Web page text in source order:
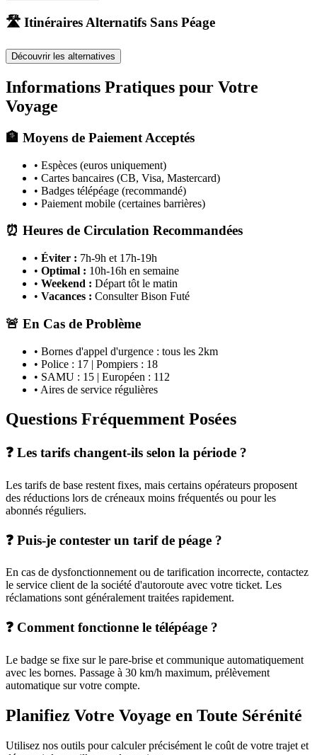
🛣️ Itinéraires Alternatifs Sans Péage
Découvrir les alternatives
Informations Pratiques pour Votre
Voyage
🏦 Moyens de Paiement Acceptés
• Espèces (euros uniquement)
• Cartes bancaires (CB, Visa, Mastercard)
• Badges télépéage (recommandé)
• Paiement mobile (certaines barrières)
⏰ Heures de Circulation Recommandées
• Éviter : 7h-9h et 17h-19h
• Optimal : 10h-16h en semaine
• Weekend : Départ tôt le matin
• Vacances : Consulter Bison Futé
🚨 En Cas de Problème
• Bornes d'appel d'urgence : tous les 2km
• Police : 17 | Pompiers : 18
• SAMU : 15 | Européen : 112
• Aires de service régulières
Questions Fréquemment Posées
❓ Les tarifs changent-ils selon la période ?
Les tarifs de base restent fixes, mais certains opérateurs proposent
des réductions lors de créneaux moins fréquentés ou pour les
abonnés réguliers.
❓ Puis-je contester un tarif de péage ?
En cas de dysfonctionnement ou de tarification incorrecte, contactez
le service client de la société d'autoroute avec votre ticket. Les
réclamations sont généralement traitées rapidement.
❓ Comment fonctionne le télépéage ?
Le badge se fixe sur le pare-brise et communique automatiquement
avec les bornes. Passage à 30 km/h maximum, prélèvement
automatique sur votre compte.
Planifiez Votre Voyage en Toute Sérénité
Utilisez nos outils pour calculer précisément le coût de votre trajet et